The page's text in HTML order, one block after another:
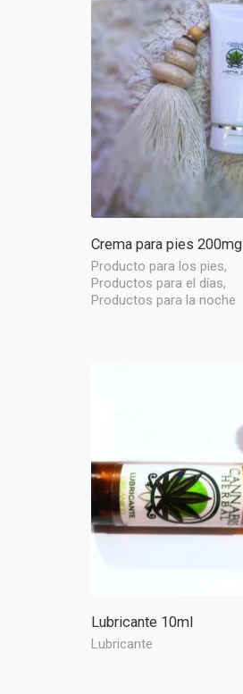
Crema para pies 200mg
Producto para los pies,
Productos para el días,
Productos para la noche
Lubricante 10ml
Lubricante